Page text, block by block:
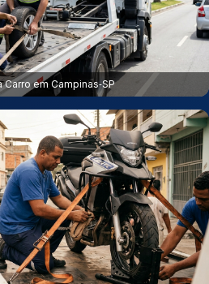
Carro em Campinas‑SP